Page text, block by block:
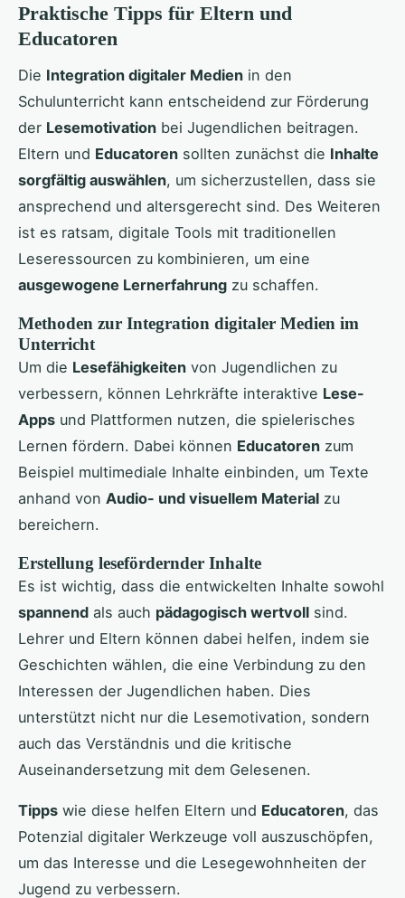
Praktische Tipps für Eltern und
Educatoren
Die Integration digitaler Medien in den
Schulunterricht kann entscheidend zur Förderung
der Lesemotivation bei Jugendlichen beitragen.
Eltern und Educatoren sollten zunächst die Inhalte
sorgfältig auswählen, um sicherzustellen, dass sie
ansprechend und altersgerecht sind. Des Weiteren
ist es ratsam, digitale Tools mit traditionellen
Leseressourcen zu kombinieren, um eine
ausgewogene Lernerfahrung zu schaffen.
Methoden zur Integration digitaler Medien im
Unterricht
Um die Lesefähigkeiten von Jugendlichen zu
verbessern, können Lehrkräfte interaktive Lese-
Apps und Plattformen nutzen, die spielerisches
Lernen fördern. Dabei können Educatoren zum
Beispiel multimediale Inhalte einbinden, um Texte
anhand von Audio- und visuellem Material zu
bereichern.
Erstellung lesefördernder Inhalte
Es ist wichtig, dass die entwickelten Inhalte sowohl
spannend als auch pädagogisch wertvoll sind.
Lehrer und Eltern können dabei helfen, indem sie
Geschichten wählen, die eine Verbindung zu den
Interessen der Jugendlichen haben. Dies
unterstützt nicht nur die Lesemotivation, sondern
auch das Verständnis und die kritische
Auseinandersetzung mit dem Gelesenen.
Tipps wie diese helfen Eltern und Educatoren, das
Potenzial digitaler Werkzeuge voll auszuschöpfen,
um das Interesse und die Lesegewohnheiten der
Jugend zu verbessern.